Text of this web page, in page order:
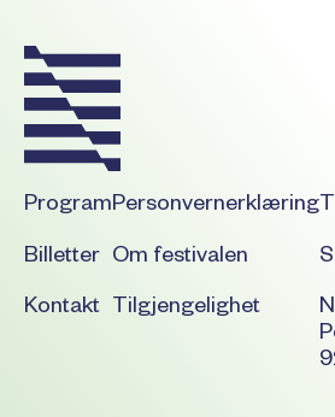
Program
Billetter
Kontakt
Personvernerklæring
Om festivalen
Tilgjengelighet